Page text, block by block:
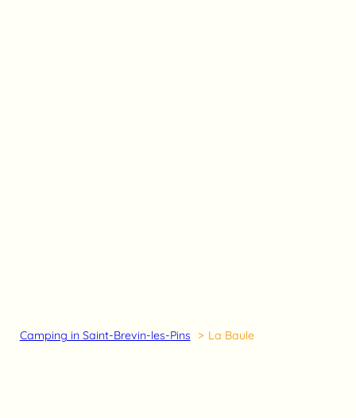
Camping in Saint-Brevin-les-Pins La Baule